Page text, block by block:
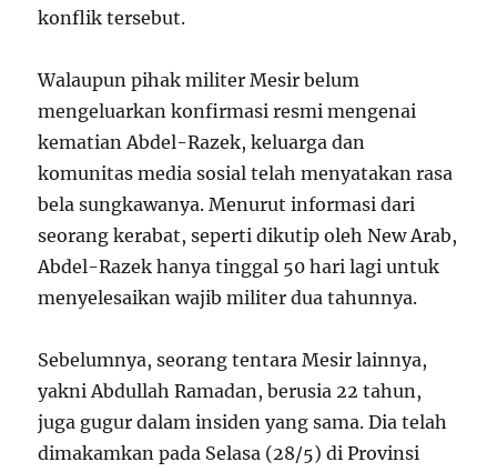
konflik tersebut.
Walaupun pihak militer Mesir belum
mengeluarkan konfirmasi resmi mengenai
kematian Abdel-Razek, keluarga dan
komunitas media sosial telah menyatakan rasa
bela sungkawanya. Menurut informasi dari
seorang kerabat, seperti dikutip oleh New Arab,
Abdel-Razek hanya tinggal 50 hari lagi untuk
menyelesaikan wajib militer dua tahunnya.
Sebelumnya, seorang tentara Mesir lainnya,
yakni Abdullah Ramadan, berusia 22 tahun,
juga gugur dalam insiden yang sama. Dia telah
dimakamkan pada Selasa (28/5) di Provinsi